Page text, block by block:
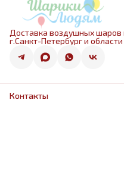
Доставка воздушных шаров
г.Санкт-Петербург и области
Контакты